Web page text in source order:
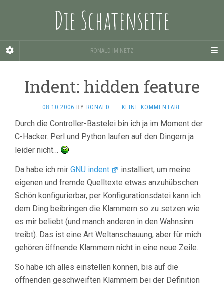
Die Schatenseite
RONALD IM NETZ
Indent: hidden feature
08.10.2006 BY RONALD · KEINE KOMMENTARE
Durch die Controller-Bastelei bin ich ja im Moment der
C-Hacker. Perl und Python laufen auf den Dingern ja
leider nicht…
Da habe ich mir GNU indent
installiert, um meine
eigenen und fremde Quelltexte etwas anzuhübschen.
Schön konfigurierbar, per Konfigurationsdatei kann ich
dem Ding beibringen die Klammern so zu setzen wie
es mir beliebt (und manch anderen in den Wahnsinn
treibt). Das ist eine Art Weltanschauung, aber für mich
gehören öffnende Klammern nicht in eine neue Zeile.
So habe ich alles einstellen können, bis auf die
öffnenden geschweiften Klammern bei der Definition